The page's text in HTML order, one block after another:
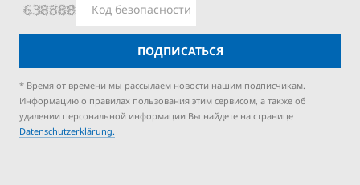
ПОДПИСАТЬСЯ
* Время от времени мы рассылаем новости нашим подписчикам.
Информацию о правилах пользования этим сервисом, а также об
удалении персональной информации Вы найдете на странице
Datenschutzerklärung.